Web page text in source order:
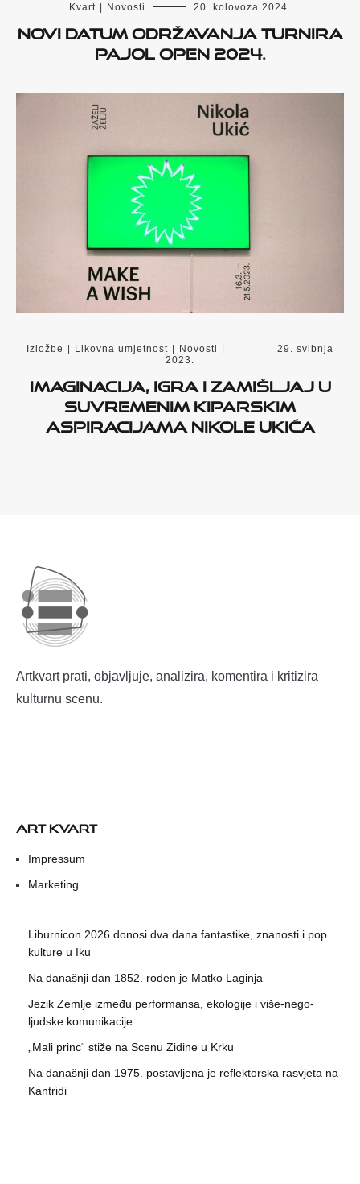
Kvart | Novosti 20. kolovoza 2024.
Novi datum održavanja turnira
Pajol Open 2024.
Izložbe | Likovna umjetnost | Novosti |
29. svibnja
2023.
Imaginacija, igra i zamišljaj u
suvremenim kiparskim
aspiracijama Nikole Ukića
Artkvart prati, objavljuje, analizira, komentira i kritizira
kulturnu scenu.
ART KVART
Impressum
Marketing
Liburnicon 2026 donosi dva dana fantastike, znanosti i pop
kulture u Iku
Na današnji dan 1852. rođen je Matko Laginja
Jezik Zemlje između performansa, ekologije i više-nego-
ljudske komunikacije
„Mali princ“ stiže na Scenu Zidine u Krku
Na današnji dan 1975. postavljena je reflektorska rasvjeta na
Kantridi